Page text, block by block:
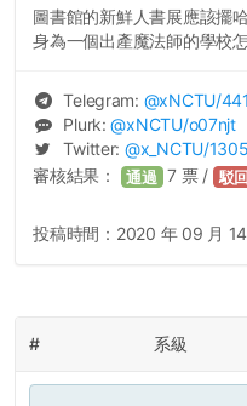
圖書館的新鮮人書展應該擺
身為一個出產魔法師的學校
Telegram: @xNCTU/
Plurk:@xNCTU/o07njt
Twitter: @x_NCTU/
審核結果： 通過 7 票 / 駁回
投稿時間： 2020 年 09 月
# 系級